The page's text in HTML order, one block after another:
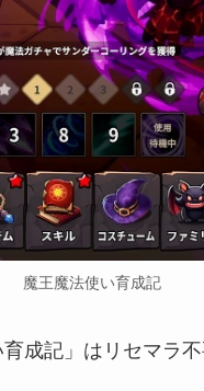
魔王魔法使い育成記
育成記」はリセマラ不